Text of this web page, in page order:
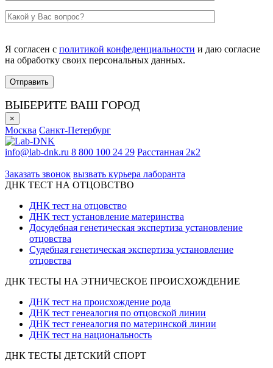
Я согласен с политикой конфеденциальности и даю согласие
на обработку своих персональных данных.
ВЫБЕРИТЕ ВАШ ГОРОД
×
Москва Санкт-Петербург
info@lab-dnk.ru 8 800 100 24 29 Расстанная 2к2
Заказать звонок вызвать курьера лаборанта
ДНК ТЕСТ НА ОТЦОВСТВО
ДНК тест на отцовство
ДНК тест установление материнства
Досудебная генетическая экспертиза установление
отцовства
Судебная генетическая экспертиза установление
отцовства
ДНК ТЕСТЫ НА ЭТНИЧЕСКОЕ ПРОИСХОЖДЕНИЕ
ДНК тест на происхождение рода
ДНК тест генеалогия по отцовской линии
ДНК тест генеалогия по материнской линии
ДНК тест на национальность
ДНК ТЕСТЫ ДЕТСКИЙ СПОРТ